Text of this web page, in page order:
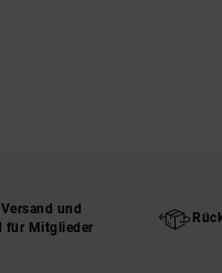
und
für Mitglieder